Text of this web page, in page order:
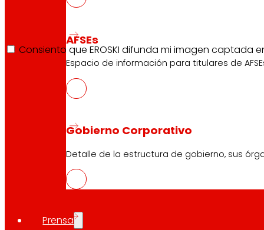
AFSEs
Espacio de información para titulares de
Gobierno Corporativo
Detalle de la estructura de gobierno, sus
Prensa
Aceptación obligatoria: Difundir mi imagen captada
Consiento que EROSKI difunda mi imagen captada